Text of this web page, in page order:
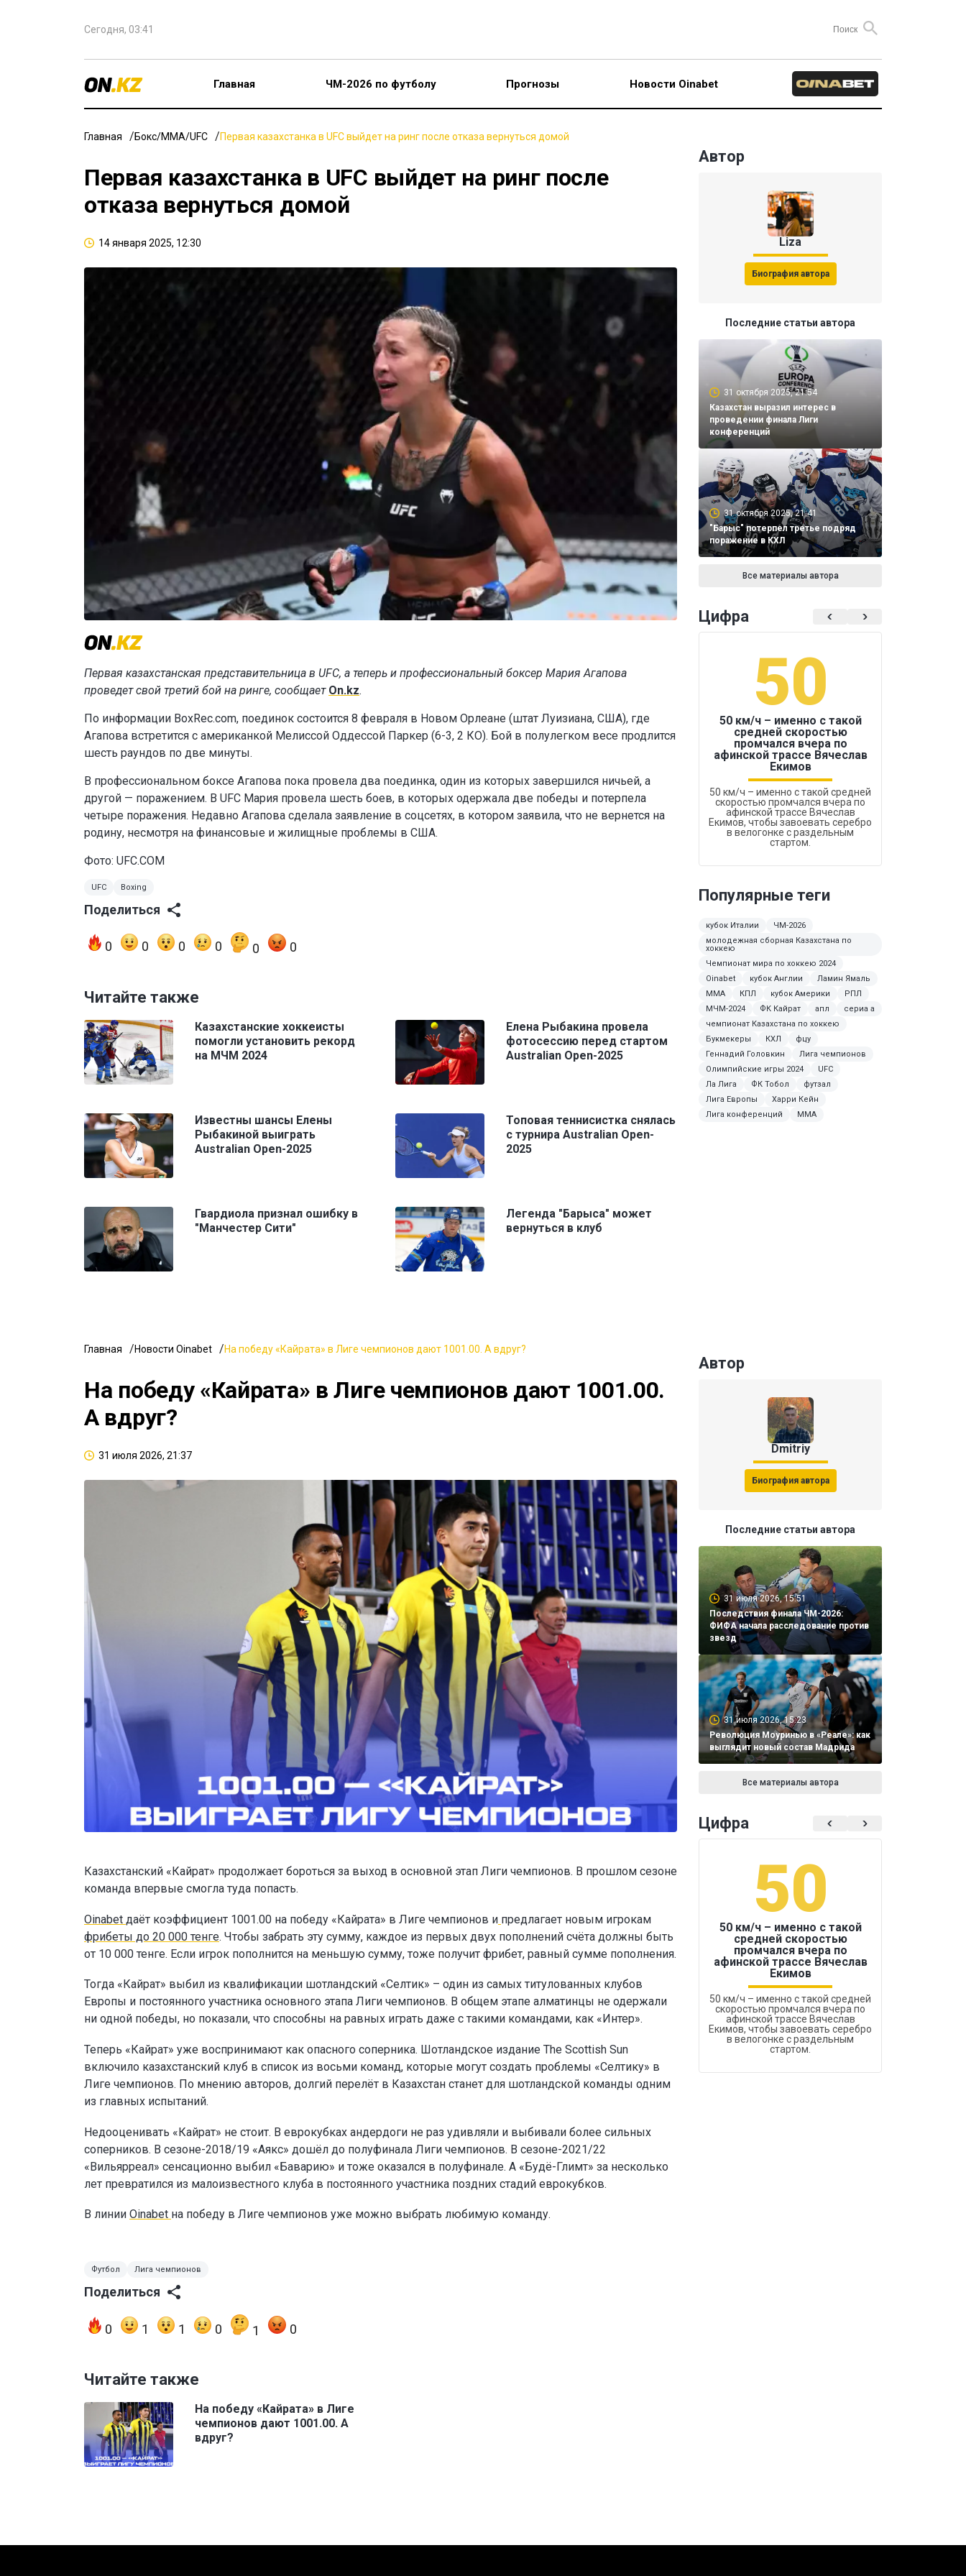
Сегодня, 03:41
Главная ЧМ-2026 по футболу Прогнозы Новости Oinabet
Главная Бокс/ММА/UFC Первая казахстанка в UFC выйдет на ринг после отказа вернуться домой
Первая казахстанка в UFC выйдет на ринг после
отказа вернуться домой
14 января 2025, 12:30
Первая казахстанская представительница в UFC, а теперь и профессиональный боксер Мария Агапова
проведет свой третий бой на ринге, сообщает On.kz.
По информации BoxRec.com, поединок состоится 8 февраля в Новом Орлеане (штат Луизиана, США), где
Агапова встретится с американкой Мелиссой Оддессой Паркер (6-3, 2 КО). Бой в полулегком весе продлится
шесть раундов по две минуты.
В профессиональном боксе Агапова пока провела два поединка, один из которых завершился ничьей, а
другой — поражением. В UFC Мария провела шесть боев, в которых одержала две победы и потерпела
четыре поражения. Недавно Агапова сделала заявление в соцсетях, в котором заявила, что не вернется на
родину, несмотря на финансовые и жилищные проблемы в США.
Фото: UFC.COM
UFC Boxing
Поделиться
0 0 0 0 0 0
Читайте также
Казахстанские хоккеисты
помогли установить рекорд
на МЧМ 2024
Елена Рыбакина провела
фотосессию перед стартом
Australian Open-2025
Известны шансы Елены
Рыбакиной выиграть
Australian Open-2025
Топовая теннисистка снялась
с турнира Australian Open-
2025
Гвардиола признал ошибку в
"Манчестер Сити"
Легенда "Барыса" может
вернуться в клуб
Автор
Liza
Биография автора
Последние статьи автора
31 октября 2025, 21:54
Казахстан выразил интерес в
проведении финала Лиги
конференций
31 октября 2025, 21:41
"Барыс" потерпел третье подряд
поражение в КХЛ
Все материалы автора
Цифра
50
50 км/ч – именно с такой
средней скоростью
промчался вчера по
афинской трассе Вячеслав
Екимов
50 км/ч – именно с такой средней
скоростью промчался вчера по
афинской трассе Вячеслав
Екимов, чтобы завоевать серебро
в велогонке с раздельным
стартом.
Популярные теги
кубок Италии
ЧМ-2026
молодежная сборная Казахстана по
хоккею
Чемпионат мира по хоккею 2024
Oinabet
кубок Англии
Ламин Ямаль
MMA
КПЛ кубок Америки
РПЛ
МЧМ-2024
ФК Кайрат апл
сериа а
чемпионат Казахстана по хоккею
Букмекеры
КХЛ
фцу
Геннадий Головкин
Лига чемпионов
Олимпийские игры 2024
UFC
Ла Лига
ФК Тобол
футзал
Лига Европы
Харри Кейн
Лига конференций
ММА
Главная Новости Oinabet На победу «Кайрата» в Лиге чемпионов дают 1001.00. А вдруг?
На победу «Кайрата» в Лиге чемпионов дают 1001.00.
А вдруг?
31 июля 2026, 21:37
Казахстанский «Кайрат» продолжает бороться за выход в основной этап Лиги чемпионов. В прошлом сезоне
команда впервые смогла туда попасть.
Oinabet даёт коэффициент 1001.00 на победу «Кайрата» в Лиге чемпионов и предлагает новым игрокам
фрибеты до 20 000 тенге. Чтобы забрать эту сумму, каждое из первых двух пополнений счёта должны быть
от 10 000 тенге. Если игрок пополнится на меньшую сумму, тоже получит фрибет, равный сумме пополнения.
Тогда «Кайрат» выбил из квалификации шотландский «Селтик» – один из самых титулованных клубов
Европы и постоянного участника основного этапа Лиги чемпионов. В общем этапе алматинцы не одержали
ни одной победы, но показали, что способны на равных играть даже с такими командами, как «Интер».
Теперь «Кайрат» уже воспринимают как опасного соперника. Шотландское издание The Scottish Sun
включило казахстанский клуб в список из восьми команд, которые могут создать проблемы «Селтику» в
Лиге чемпионов. По мнению авторов, долгий перелёт в Казахстан станет для шотландской команды одним
из главных испытаний.
Недооценивать «Кайрат» не стоит. В еврокубках андердоги не раз удивляли и выбивали более сильных
соперников. В сезоне-2018/19 «Аякс» дошёл до полуфинала Лиги чемпионов. В сезоне-2021/22
«Вильярреал» сенсационно выбил «Баварию» и тоже оказался в полуфинале. А «Будё-Глимт» за несколько
лет превратился из малоизвестного клуба в постоянного участника поздних стадий еврокубков.
В линии Oinabet на победу в Лиге чемпионов уже можно выбрать любимую команду.
Футбол Лига чемпионов
Поделиться
0 1 1 0 1 0
Читайте также
На победу «Кайрата» в Лиге
чемпионов дают 1001.00. А
вдруг?
Автор
Dmitriy
Биография автора
Последние статьи автора
31 июля 2026, 15:51
Последствия финала ЧМ-2026:
ФИФА начала расследование против
звезд
31 июля 2026, 15:23
Революция Моуринью в «Реале»: как
выглядит новый состав Мадрида
Все материалы автора
Цифра
50
50 км/ч – именно с такой
средней скоростью
промчался вчера по
афинской трассе Вячеслав
Екимов
50 км/ч – именно с такой средней
скоростью промчался вчера по
афинской трассе Вячеслав
Екимов, чтобы завоевать серебро
в велогонке с раздельным
стартом.